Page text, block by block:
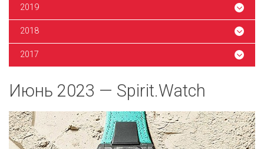
2019
2018
2017
Июнь 2023 — Spirit.Watch